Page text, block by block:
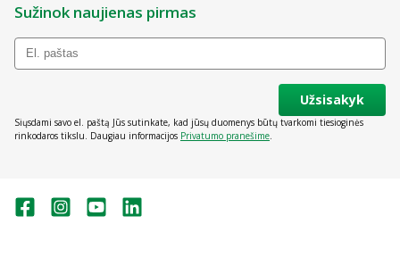
Sužinok naujienas pirmas
Užsisakyk
Siųsdami savo el. paštą Jūs sutinkate, kad jūsų duomenys būtų tvarkomi tiesioginės
rinkodaros tikslu. Daugiau informacijos Privatumo pranešime.